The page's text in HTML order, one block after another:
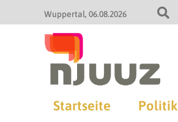
Wuppertal 06.08.2026
Startseite Politik